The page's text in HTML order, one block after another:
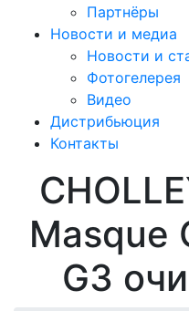
Партнёры
Новости и медиа
Новости и
Фотогелерея
Видео
Дистрибьюция
Контакты
Masque
G3